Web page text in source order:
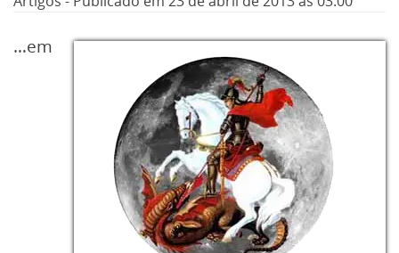
Cidades
Política
Informe especial
…em